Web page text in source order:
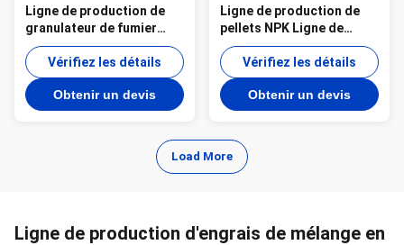
Ligne de production de
granulateur de fumier
Ligne de production de
granulateur à disque
magnétique d'engrais
Vérifiez les détails
Obtenir un devis
Ligne de production de
pellets NPK Ligne de
production de pelletizer à
disque de compost
Vérifiez les détails
Obtenir un devis
Load More
Ligne de production d'engrais de mélange en